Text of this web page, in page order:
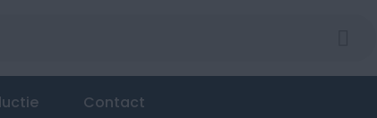
Contact
M5526cdn / M5526cdw / P5026cdn/